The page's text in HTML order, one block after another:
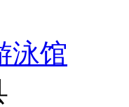
泳馆